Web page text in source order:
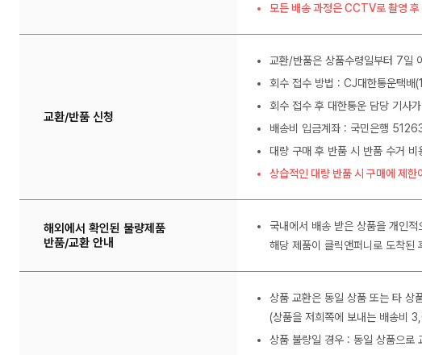
모든 배송 과정은 CCTV로 촬영 후
교환/반품 신청
교환/반품은 상품수령일부터 7일
회수 접수 방법 : CJ대한통운택
회수 접수 후 대한통운 담당 기사
배송비 입금계좌 : 국민은행
대량 구매 후 반품 시 반품 수거
상습적인 대량 반품 시 구매에 제한
해외에서 확인된 불량제품
반품/교환 안내
국내에서 배송 받은 상품을 개인
해당 제품이 클릭앤퍼니로 도착된
상품 교환은 동일 상품 또는 타 상
(상품을 저희쪽에 보내는 배송비
상품 불량일 경우 : 동일 상품으로